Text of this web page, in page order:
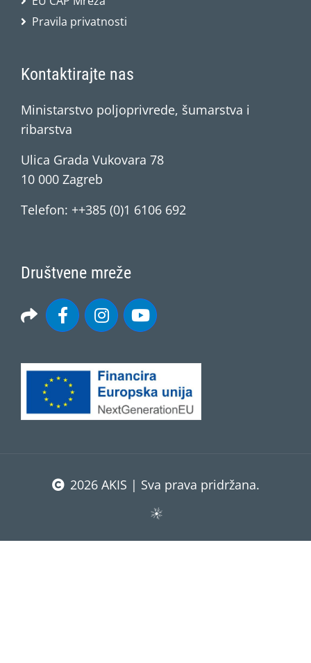
Pravila privatnosti
Kontaktirajte nas
Ministarstvo poljoprivrede, šumarstva i
ribarstva
Ulica Grada Vukovara 78
10 000 Zagreb
Telefon: ++385 (0)1 6106 692
Društvene mreže
2026 AKIS | Sva prava pridržana.